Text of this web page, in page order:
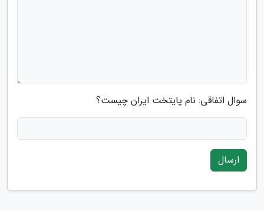
سوال اتفاقی: نام پایتخت ایران چیست؟
ارسال